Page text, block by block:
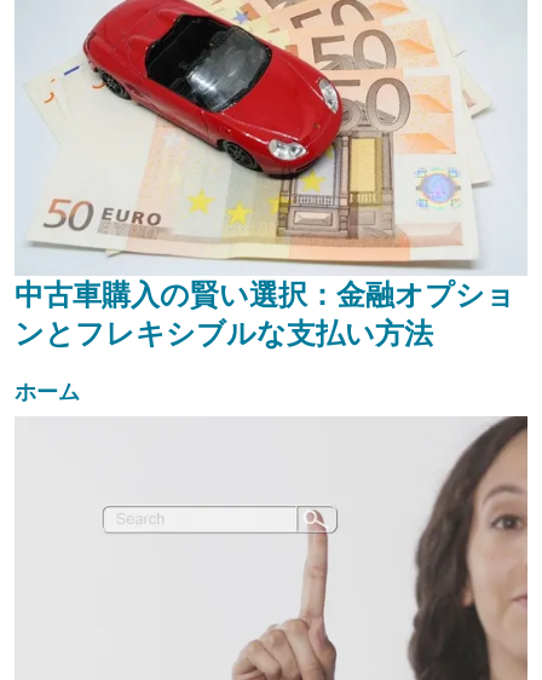
中古車購入の賢い選択：金融オプショ
ンとフレキシブルな支払い方法
ホーム